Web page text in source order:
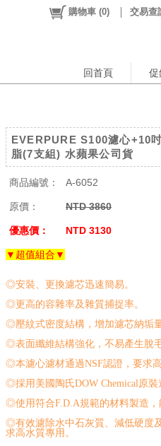
回首頁 促
購物車 (0) 交易查
EVERPURE S100濾心+10
脂(7支組) 水蘋果公司貨
商品編號： A-6052
原價： NTD 3860
優惠價： NTD 3130
▼超值組合▼
◎安裝、更換濾芯迅速簡易。
◎更高的容雜率及雜質捕捉率。
◎壓紋式密度結構，增加濾芯納垢
◎表面纖維結構強化，不易產生脫
◎本濾心濾材通過NSF認證，要求
◎採用美國陶氏DOW Chemical原裝
◎使用符合F.D.A規範的材料製造，
◎有效濾除水中石灰質、減低硬度
求高水質專用。